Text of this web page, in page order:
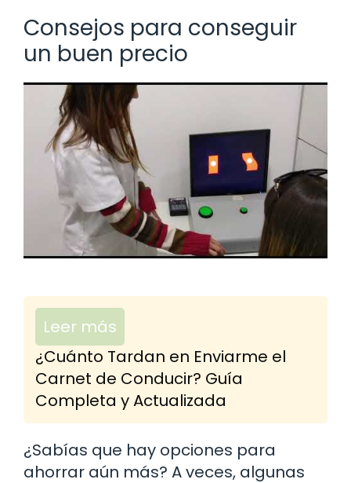
Consejos para conseguir
un buen precio
Leer más
¿Cuánto Tardan en Enviarme el
Carnet de Conducir? Guía
Completa y Actualizada
¿Sabías que hay opciones para
ahorrar aún más? A veces, algunas